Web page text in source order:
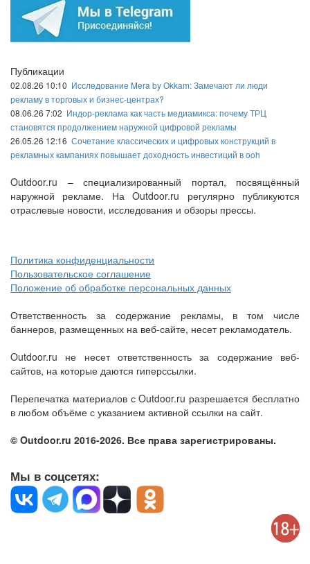
Публикации
02.08.26 10:10 Исследование Mera by Okkam: Замечают ли люди
рекламу в торговых и бизнес-центрах?
08.06.26 7:02 Индор-реклама как часть медиамикса: почему ТРЦ
становятся продолжением наружной цифровой рекламы
26.05.26 12:16 Сочетание классических и цифровых конструкций в
рекламных кампаниях повышает доходность инвестиций в ooh
Outdoor.ru – специализированный портал, посвящённый
наружной рекламе. На Outdoor.ru регулярно публикуются
отраслевые новости, исследования и обзоры прессы.
Политика конфиденциальности
Пользовательское соглашение
Положение об обработке персональных данных
Ответственность за содержание рекламы, в том числе
баннеров, размещенных на веб-сайте, несет рекламодатель.
Outdoor.ru не несет ответственность за содержание веб-
сайтов, на которые даются гиперссылки.
Перепечатка материалов с Outdoor.ru разрешается бесплатно
в любом объёме с указанием активной ссылки на сайт.
© Outdoor.ru 2016-2026. Все права зарегистрированы.
Мы в соцсетях: